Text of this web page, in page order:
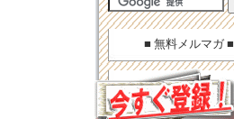
■ 無料メルマガ ■